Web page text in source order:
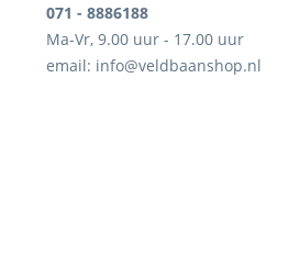
071 - 8886188
Ma-Vr, 9.00 uur - 17.00 uur
email: info@veldbaanshop.nl